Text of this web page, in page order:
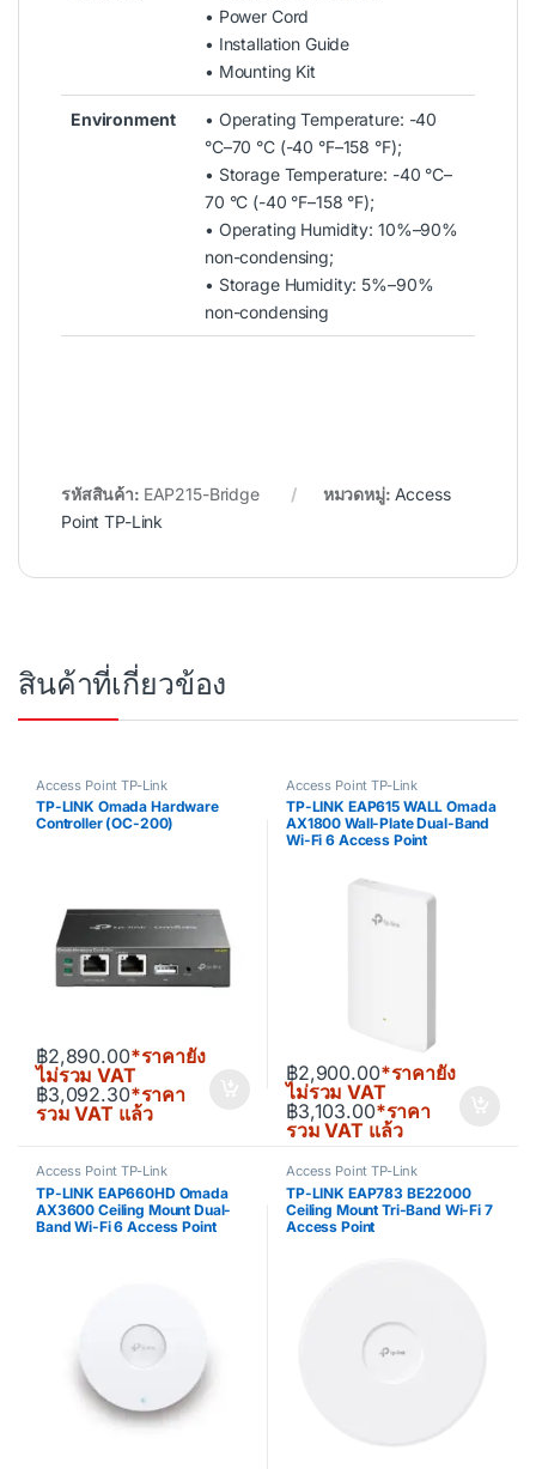
• Power Cord
• Installation Guide
• Mounting Kit
Environment
• Operating Temperature: -40
°C–70 °C (-40 °F–158 °F);
• Storage Temperature: -40 °C–
70 °C (-40 °F–158 °F);
• Operating Humidity: 10%–90%
non-condensing;
• Storage Humidity: 5%–90%
non-condensing
รหัสสินค้า: EAP215-Bridge หมวดหมู่: Access
Point TP-Link
สินค้าที่เกี่ยวข้อง
Access Point TP-Link
TP-LINK Omada Hardware
Controller (OC-200)
฿2,890.00*ราคายัง
ไม่รวม VAT
฿3,092.30*ราคา
รวม VAT แล้ว
Access Point TP-Link
TP-LINK EAP615 WALL Omada
AX1800 Wall-Plate Dual-Band
Wi-Fi 6 Access Point
฿2,900.00*ราคายัง
ไม่รวม VAT
฿3,103.00*ราคา
รวม VAT แล้ว
Access Point TP-Link
TP-LINK EAP660HD Omada
AX3600 Ceiling Mount Dual-
Band Wi-Fi 6 Access Point
Access Point TP-Link
TP-LINK EAP783 BE22000
Ceiling Mount Tri-Band Wi-Fi 7
Access Point